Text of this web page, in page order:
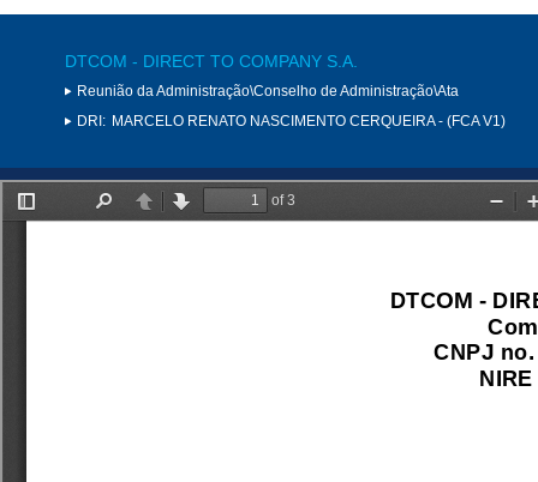
DTCOM - DIRECT TO COMPANY S.A.
Reunião da Administração\Conselho de Administração\Ata
DRI: MARCELO RENATO NASCIMENTO CERQUEIRA - (FCA V1)